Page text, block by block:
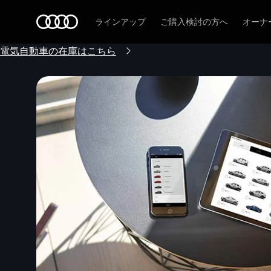
ラインアップ ご購入検討の方へ オーナ
電気自動車の在庫はこちら